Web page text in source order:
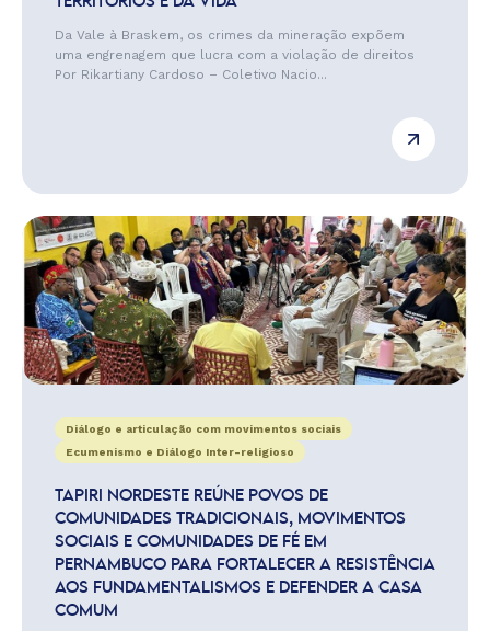
Da Vale à Braskem, os crimes da mineração expõem
uma engrenagem que lucra com a violação de direitos
Por Rikartiany Cardoso – Coletivo Nacio...
Diálogo e articulação com movimentos sociais
Ecumenismo e Diálogo Inter-religioso
TAPIRI NORDESTE REÚNE POVOS DE
COMUNIDADES TRADICIONAIS, MOVIMENTOS
SOCIAIS E COMUNIDADES DE FÉ EM
PERNAMBUCO PARA FORTALECER A RESISTÊNCIA
AOS FUNDAMENTALISMOS E DEFENDER A CASA
COMUM